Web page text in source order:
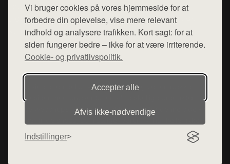
Vi bruger cookies på vores hjemmeside for at
forbedre din oplevelse, vise mere relevant
indhold og analysere trafikken. Kort sagt: for at
siden fungerer bedre – ikke for at være irriterende.
Cookie- og privatlivspolitik.
Accepter alle
Afvis ikke‑nødvendige
Indstillinger
Top Rabatter
Blog
Kontakt
Mail: hej@want.dk
Cookie- og privatlivspolitik
Denne side er en del af want.dk, der udgiver en række
hjemmesider med præsentation af forskellige produkter fra
diverse webshops. Der sælges ikke varer fra denne side - vi
varerne på lager.